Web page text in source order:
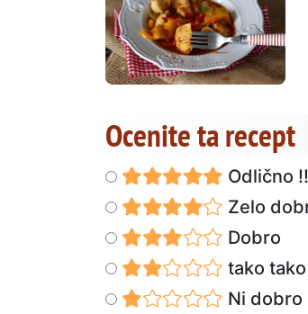
Ocenite ta recept
Odlično
Zelo
Dobro
tako
Ni dobro